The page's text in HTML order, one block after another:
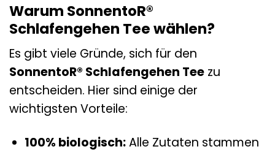
Warum SonnentoR®
Schlafengehen Tee wählen?
Es gibt viele Gründe, sich für den
SonnentoR® Schlafengehen Tee zu
entscheiden. Hier sind einige der
wichtigsten Vorteile:
100% biologisch:Alle Zutaten stammen